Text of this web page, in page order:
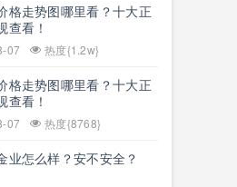
格走势图哪里看？十大正
查看！
07 热度{1.2w}
格走势图哪里看？十大正
查看！
07 热度{8768}
业怎么样？安不安全？